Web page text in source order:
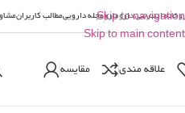
Skip to navigation
Skip to main content
اینترنتی دارومارومجله داروییمطالب کاربران
علاقه مندی مقایسه